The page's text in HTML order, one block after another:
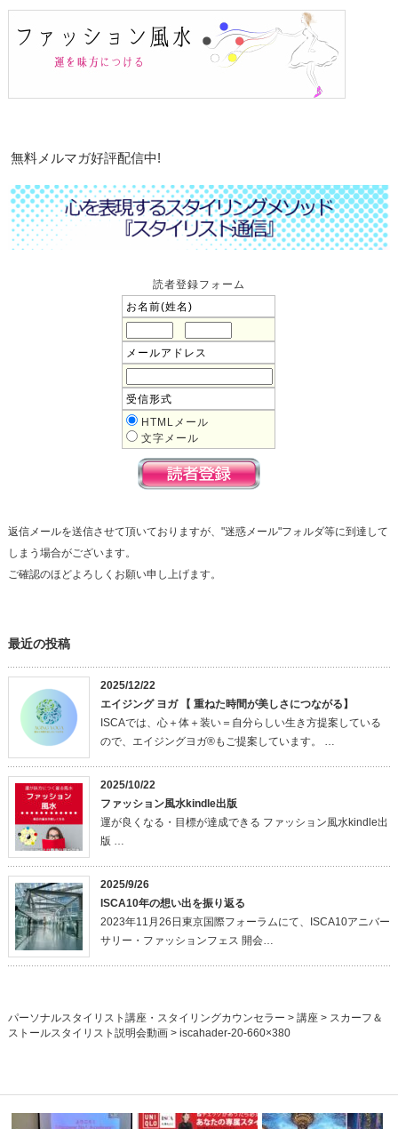
無料メルマガ好評配信中!
読者登録フォーム
お名前(姓名)
メールアドレス
受信形式
HTMLメール
文字メール
返信メールを送信させて頂いておりますが、"迷惑メール"フォルダ等に到達して
しまう場合がございます。
ご確認のほどよろしくお願い申し上げます。
最近の投稿
2025/12/22
エイジング ヨガ 【 重ねた時間が美しさにつながる】
ISCAでは、心＋体＋装い＝自分らしい生き方提案している
ので、エイジングヨガ®もご提案しています。 …
2025/10/22
ファッション風水kindle出版
運が良くなる・目標が達成できる ファッション風水kindle出
版 …
2025/9/26
ISCA10年の想い出を振り返る
2023年11月26日東京国際フォーラムにて、ISCA10アニバー
サリー・ファッションフェス 開会…
パーソナルスタイリスト講座・スタイリングカウンセラー > 講座> スカーフ＆
ストールスタイリスト説明会動画> iscahader-20-660×380